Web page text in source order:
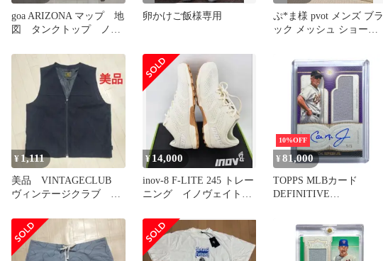
goa ARIZONA マップ 地
図 タンクトップ ノー
卵かけご飯様専用
ぷ*ま様 pvot メンズ ブラ
ック メッシュ ショート
¥ 1,111
美品 VINTAGECLUB
ヴィンテージクラブ ベ
¥14,000
inov-8 F-LITE 245 トレー
ニング イノヴェイト
10%OFF
¥ 81,000
TOPPS MLBカード
DEFINITIVE
ORIOLES /5 #DARC-CR
送料無料 中古 IT2